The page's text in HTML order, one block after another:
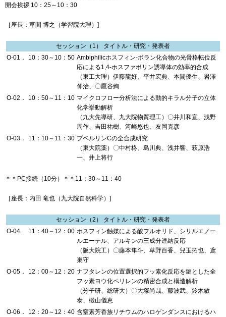
開会挨拶 10：25～10：30
［座長：草間 博之（学習院大理）]
セッション（1） タイトル・研究・発表者
O-01．
10：30～10：50 Ambiphilicホスフィン-ボラン化合物の光骨格転位反
応による1,4-ホスファボリン誘導体の効率的合成
（東工大理）伊藤龍好、平井宏典、本間優生、岩澤
伸治、〇鷹谷絢
O-02．
10：50～11：10 マイクロフロー分析法による動的キラル分子の立体
化学挙動解析
（九大先導研、九大院物質理工）〇井川和宣、浅野
周作、吉田祐樹、河崎悠也、友岡克彦
O-03．
11：10～11：30 プベルリンCの全合成研究
（東大院薬）〇中村柊、島川典、浅井響、萩原浩
一、井上将行
＊＊PC接続（10分）＊＊11：30～11：40
［座長：内田 竜也（九大院自然科学）]
セッション（2） タイトル・研究・発表者
O-04.
11：40～12：00 ホスフィン触媒による酸フルオリド、シリルエノー
ルエーテル、アルキンの三成分連結反応
（阪大院工）〇藤本隼斗、草野百香、兒玉拓也、鳶
巣守
O-05．
12：00～12：20 ナフタレンの位置選択的フッ素化反応を鍵とした全
フッ素ヨウ化ペリレンの精密合成と構造解析
（分子研、総研大）〇大塚尚哉、藤波武、鈴木敏
泰、椴山儀恵
O-06．
12：20～12：40 含窒素芳香族リチウムのハロゲンダンスにおけるハ